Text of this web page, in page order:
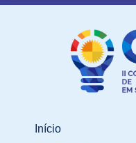
Início